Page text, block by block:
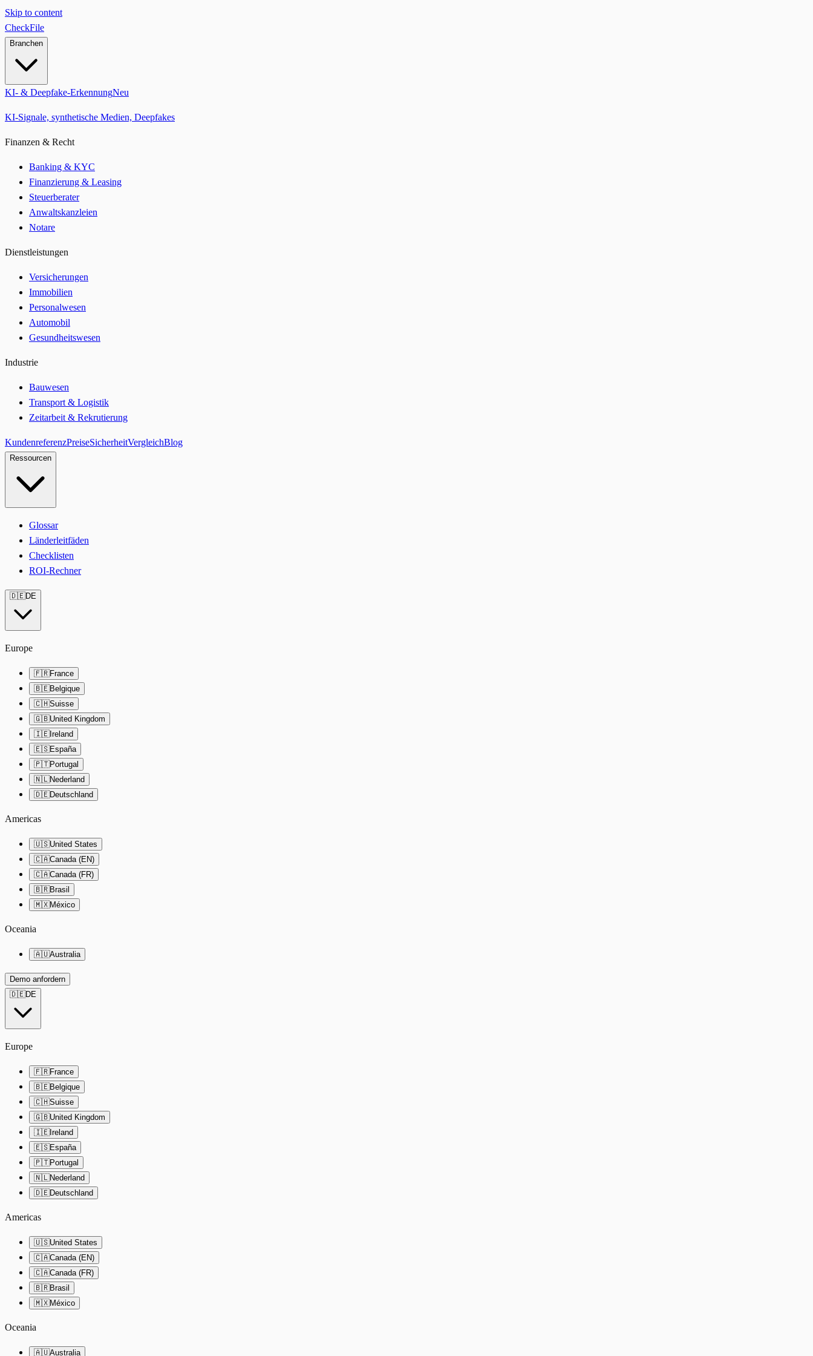
Skip to content
CheckFile
Branchen
KI- & Deepfake-ErkennungNeu
KI-Signale, synthetische Medien, Deepfakes
Finanzen & Recht
Banking & KYC
Finanzierung & Leasing
Steuerberater
Anwaltskanzleien
Notare
Dienstleistungen
Versicherungen
Immobilien
Personalwesen
Automobil
Gesundheitswesen
Industrie
Bauwesen
Transport & Logistik
Zeitarbeit & Rekrutierung
KundenreferenzPreiseSicherheitVergleichBlog
Ressourcen
Glossar
Länderleitfäden
Checklisten
ROI-Rechner
🇩🇪DE
Europe
🇫🇷France
🇧🇪Belgique
🇨🇭Suisse
🇬🇧United Kingdom
🇮🇪Ireland
🇪🇸España
🇵🇹Portugal
🇳🇱Nederland
🇩🇪Deutschland
Americas
🇺🇸United States
🇨🇦Canada (EN)
🇨🇦Canada (FR)
🇧🇷Brasil
🇲🇽México
Oceania
🇦🇺Australia
Demo anfordern
🇩🇪DE
Europe
🇫🇷France
🇧🇪Belgique
🇨🇭Suisse
🇬🇧United Kingdom
🇮🇪Ireland
🇪🇸España
🇵🇹Portugal
🇳🇱Nederland
🇩🇪Deutschland
Americas
🇺🇸United States
🇨🇦Canada (EN)
🇨🇦Canada (FR)
🇧🇷Brasil
🇲🇽México
Oceania
🇦🇺Australia